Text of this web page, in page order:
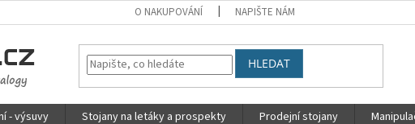
O NAKUPOVÁNÍ NAPIŠTE NÁM
HLEDAT
- výsuvy Stojany na letáky a prospekty Prodejní stojany